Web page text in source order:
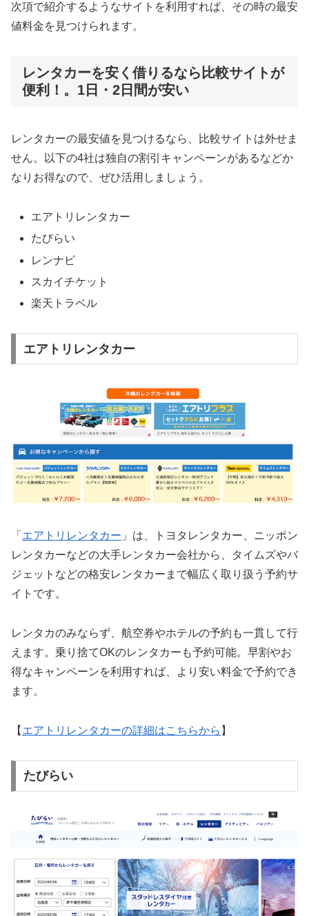
次項で紹介するようなサイトを利用すれば、その時の最安
値料金を見つけられます。
レンタカーを安く借りるなら比較サイトが
便利！。1日・2日間が安い
レンタカーの最安値を見つけるなら、比較サイトは外せま
せん。以下の4社は独自の割引キャンペーンがあるなどか
なりお得なので、ぜひ活用しましょう。
エアトリレンタカー
たびらい
レンナビ
スカイチケット
楽天トラベル
エアトリレンタカー
「 エアトリレンタカー 」は、トヨタレンタカー、ニッポン
レンタカーなどの大手レンタカー会社から、タイムズやバ
ジェットなどの格安レンタカーまで幅広く取り扱う予約サ
イトです。
レンタカのみならず、航空券やホテルの予約も一貫して行
えます。乗り捨てOKのレンタカーも予約可能。早割やお
得なキャンペーンを利用すれば、より安い料金で予約でき
ます。
【 エアトリレンタカーの詳細はこちらから 】
たびらい